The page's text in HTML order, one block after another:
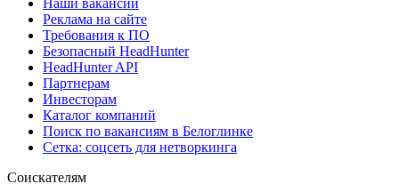
Реклама на сайте
Требования к ПО
Безопасный HeadHunter
HeadHunter API
Партнерам
Инвесторам
Каталог компаний
Поиск по вакансиям в Белоглинке
Сетка: соцсеть для нетворкинга
Соискателям